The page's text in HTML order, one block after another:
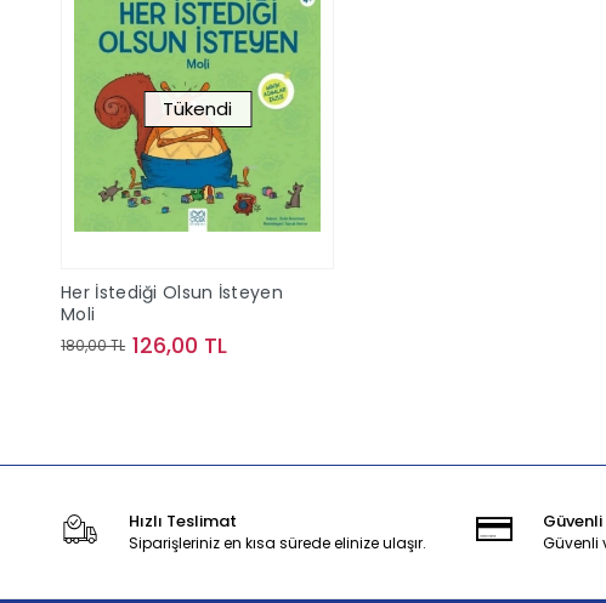
Tükendi
Her İstediği Olsun İsteyen
Moli
180,00 TL 126,00 TL
Hızlı Teslimat
Siparişleriniz en kısa sürede elinize ulaşır.
Güvenli
Güvenli